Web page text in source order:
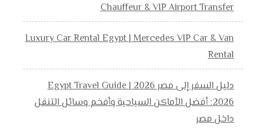
Chauffeur & VIP Airport Transfer
Luxury Car Rental Egypt | Mercedes VIP Car & Van
Rental
دليل السفر إلى مصر 2026 | Egypt Travel Guide
2026: أفضل الأماكن السياحية وأفخم وسائل التنقل
داخل مصر